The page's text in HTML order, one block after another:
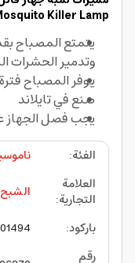
Killer Lamp:
وتدمير الحشرات
يوفر المصباح فترة
صنع في تايلاند
يجب فصل الجهاز
الفئة:
العلامة
التجارية:
الشبح
باركود:
رقم